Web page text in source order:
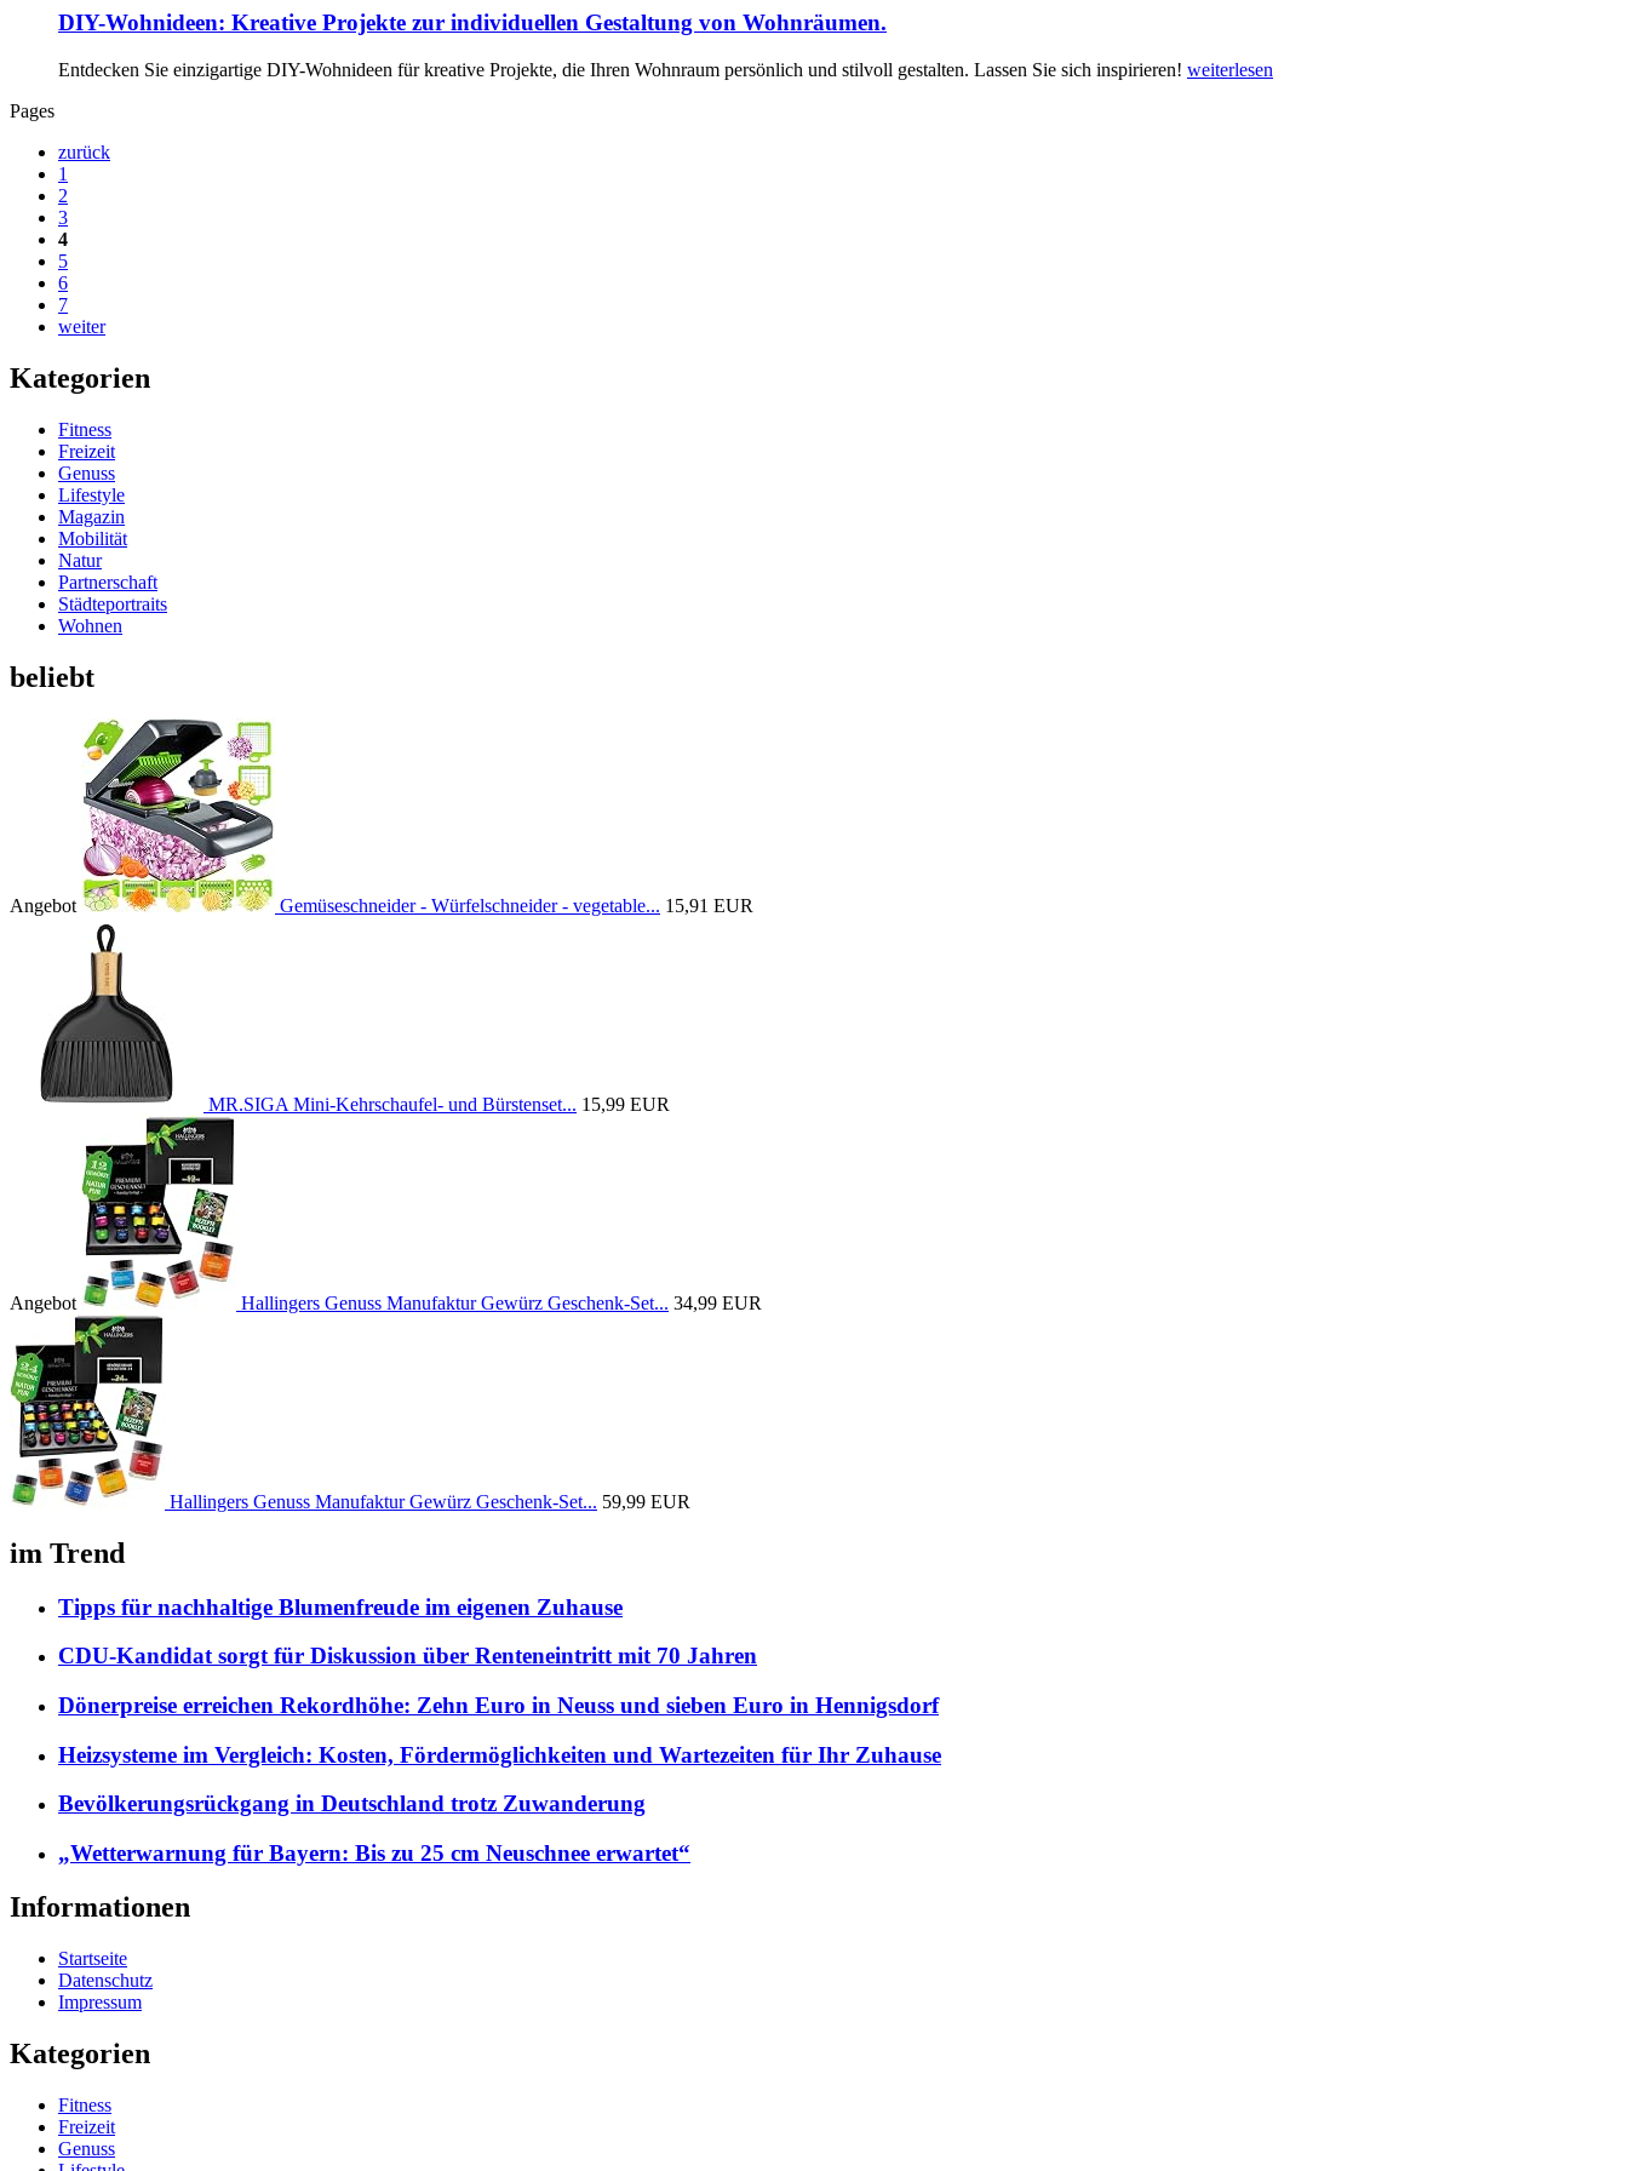
DIY-Wohnideen: Kreative Projekte zur individuellen Gestaltung von Wohnräumen.
Entdecken Sie einzigartige DIY-Wohnideen für kreative Projekte, die Ihren Wohnraum persönlich und stilvoll gestalten. Lassen Sie sich inspirieren! weiterlesen
Pages
zurück
1
2
3
4
5
6
7
weiter
Kategorien
Fitness
Freizeit
Genuss
Lifestyle
Magazin
Mobilität
Natur
Partnerschaft
Städteportraits
Wohnen
beliebt
Angebot Gemüseschneider - Würfelschneider - vegetable... 15,91 EUR
MR.SIGA Mini-Kehrschaufel- und Bürstenset... 15,99 EUR
Angebot Hallingers Genuss Manufaktur Gewürz Geschenk-Set... 34,99 EUR
Hallingers Genuss Manufaktur Gewürz Geschenk-Set... 59,99 EUR
im Trend
Tipps für nachhaltige Blumenfreude im eigenen Zuhause
CDU-Kandidat sorgt für Diskussion über Renteneintritt mit 70 Jahren
Dönerpreise erreichen Rekordhöhe: Zehn Euro in Neuss und sieben Euro in Hennigsdorf
Heizsysteme im Vergleich: Kosten, Fördermöglichkeiten und Wartezeiten für Ihr Zuhause
Bevölkerungsrückgang in Deutschland trotz Zuwanderung
„Wetterwarnung für Bayern: Bis zu 25 cm Neuschnee erwartet“
Informationen
Startseite
Datenschutz
Impressum
Kategorien
Fitness
Freizeit
Genuss